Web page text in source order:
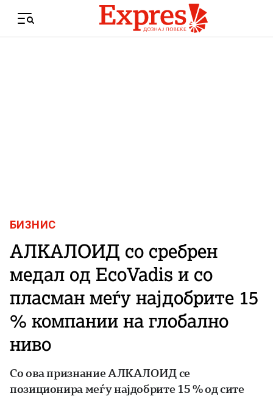
Menu
БИЗНИС
АЛКАЛОИД со сребрен
медал од EcoVadis и со
пласман меѓу најдобрите 15
% компании на глобално
ниво
Со ова признание АЛКАЛОИД се
позиционира меѓу најдобрите 15 % од сите